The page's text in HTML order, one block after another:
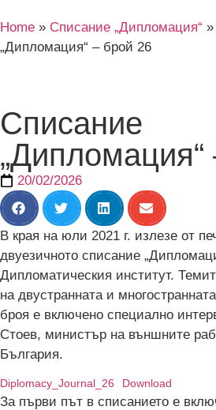
Home » Списание „Дипломация“ »
„Дипломация“ – брой 26
Списание
„Дипломация“
20/02/2026
В края на юли 2021 г. излезе от
двуезичното списание
Дипломатическия институт.
на двустранната и
броя е включено специално
Стоев, министър на външните
България.
Diplomacy_Journal_26 Download
За първи път в списанието е